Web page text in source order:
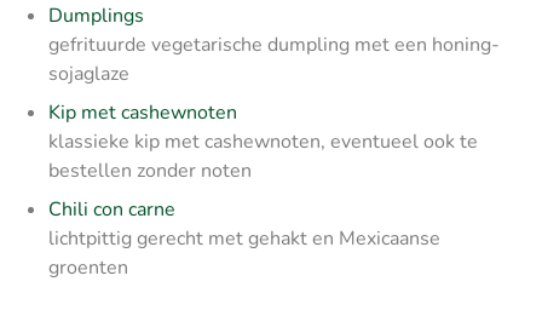
Dumplings
gefrituurde vegetarische dumpling met een honing-
sojaglaze
Kip met cashewnoten
klassieke kip met cashewnoten, eventueel ook te
bestellen zonder noten
Chili con carne
lichtpittig gerecht met gehakt en Mexicaanse
groenten